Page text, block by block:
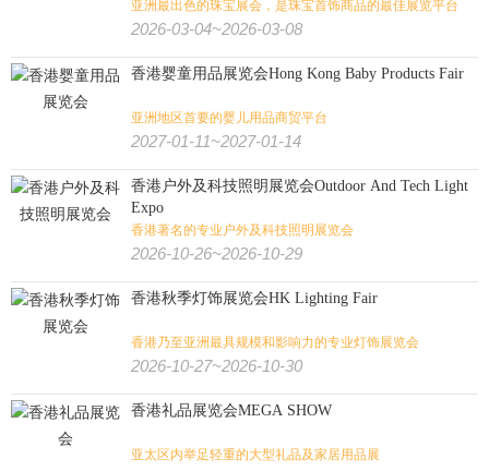
亚洲最出色的珠宝展会，是珠宝首饰商品的最佳展览平台
2026-03-04~2026-03-08
香港婴童用品展览会Hong Kong Baby Products Fair
亚洲地区首要的婴儿用品商贸平台
2027-01-11~2027-01-14
香港户外及科技照明展览会Outdoor And Tech Light
Expo
香港著名的专业户外及科技照明展览会
2026-10-26~2026-10-29
香港秋季灯饰展览会HK Lighting Fair
香港乃至亚洲最具规模和影响力的专业灯饰展览会
2026-10-27~2026-10-30
香港礼品展览会MEGA SHOW
亚太区内举足轻重的大型礼品及家居用品展